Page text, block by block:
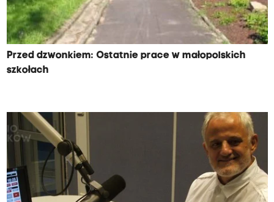
Przed dzwonkiem: Ostatnie prace w małopolskich
szkołach